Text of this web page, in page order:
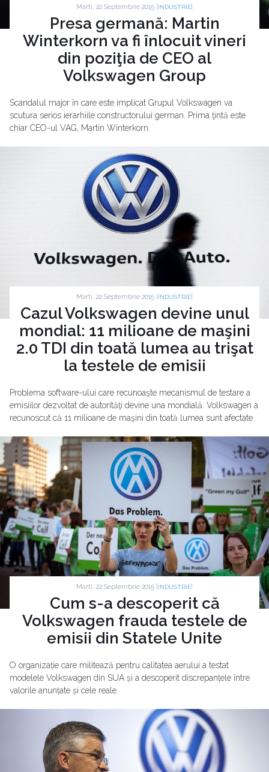
Marti, 22 Septembrie 2015 | INDUSTRIE
Presa germană: Martin
Winterkorn va fi înlocuit vineri
din poziţia de CEO al
Volkswagen Group
Scandalul major în care este implicat Grupul Volkswagen va
scutura serios ierarhiile constructorului german. Prima ţintă este
chiar CEO-ul VAG, Martin Winterkorn.
Marti, 22 Septembrie 2015 | INDUSTRIE
Cazul Volkswagen devine unul
mondial: 11 milioane de maşini
2.0 TDI din toată lumea au trişat
la testele de emisii
Problema software-ului care recunoaşte mecanismul de testare a
emisiilor dezvoltat de autorităţi devine una mondială: Volkswagen a
recunoscut că 11 milioane de maşini din toată lumea sunt afectate.
Marti, 22 Septembrie 2015 | INDUSTRIE
Cum s-a descoperit că
Volkswagen frauda testele de
emisii din Statele Unite
O organizație care militează pentru calitatea aerului a testat
modelele Volkswagen din SUA și a descoperit discrepanțele între
valorile anunțate și cele reale.